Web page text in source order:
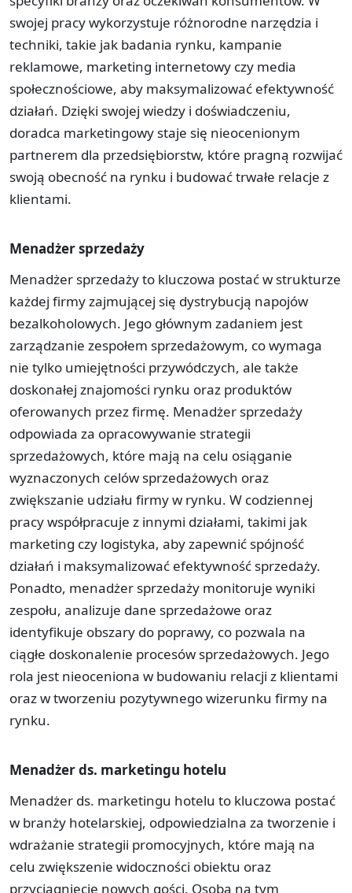
swojej pracy wykorzystuje różnorodne narzędzia i
techniki, takie jak badania rynku, kampanie
reklamowe, marketing internetowy czy media
społecznościowe, aby maksymalizować efektywność
działań. Dzięki swojej wiedzy i doświadczeniu,
doradca marketingowy staje się nieocenionym
partnerem dla przedsiębiorstw, które pragną rozwijać
swoją obecność na rynku i budować trwałe relacje z
klientami.
Menadżer sprzedaży
Menadżer sprzedaży to kluczowa postać w strukturze
każdej firmy zajmującej się dystrybucją napojów
bezalkoholowych. Jego głównym zadaniem jest
zarządzanie zespołem sprzedażowym, co wymaga
nie tylko umiejętności przywódczych, ale także
doskonałej znajomości rynku oraz produktów
oferowanych przez firmę. Menadżer sprzedaży
odpowiada za opracowywanie strategii
sprzedażowych, które mają na celu osiąganie
wyznaczonych celów sprzedażowych oraz
zwiększanie udziału firmy w rynku. W codziennej
pracy współpracuje z innymi działami, takimi jak
marketing czy logistyka, aby zapewnić spójność
działań i maksymalizować efektywność sprzedaży.
Ponadto, menadżer sprzedaży monitoruje wyniki
zespołu, analizuje dane sprzedażowe oraz
identyfikuje obszary do poprawy, co pozwala na
ciągłe doskonalenie procesów sprzedażowych. Jego
rola jest nieoceniona w budowaniu relacji z klientami
oraz w tworzeniu pozytywnego wizerunku firmy na
rynku.
Menadżer ds. marketingu hotelu
Menadżer ds. marketingu hotelu to kluczowa postać
w branży hotelarskiej, odpowiedzialna za tworzenie i
wdrażanie strategii promocyjnych, które mają na
celu zwiększenie widoczności obiektu oraz
przyciągnięcie nowych gości. Osoba na tym